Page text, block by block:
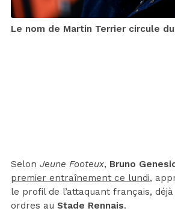
Le nom de Martin Terrier circule
Selon Jeune Footeux, Bruno
premier entraînement ce lundi,
le profil de l’attaquant français,
ordres au Stade Rennais.